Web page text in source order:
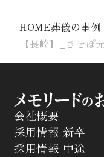
HOME葬儀の事例
【長崎】_させぼ
会社概要
採用情報 新卒
採用情報 中途